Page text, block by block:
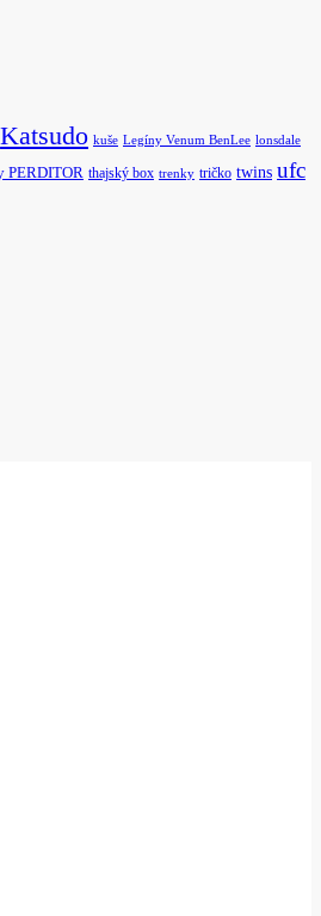
Katsudo kuše Legíny Venum BenLee lonsdale
PERDITOR thajský box trenky tričko twins ufc